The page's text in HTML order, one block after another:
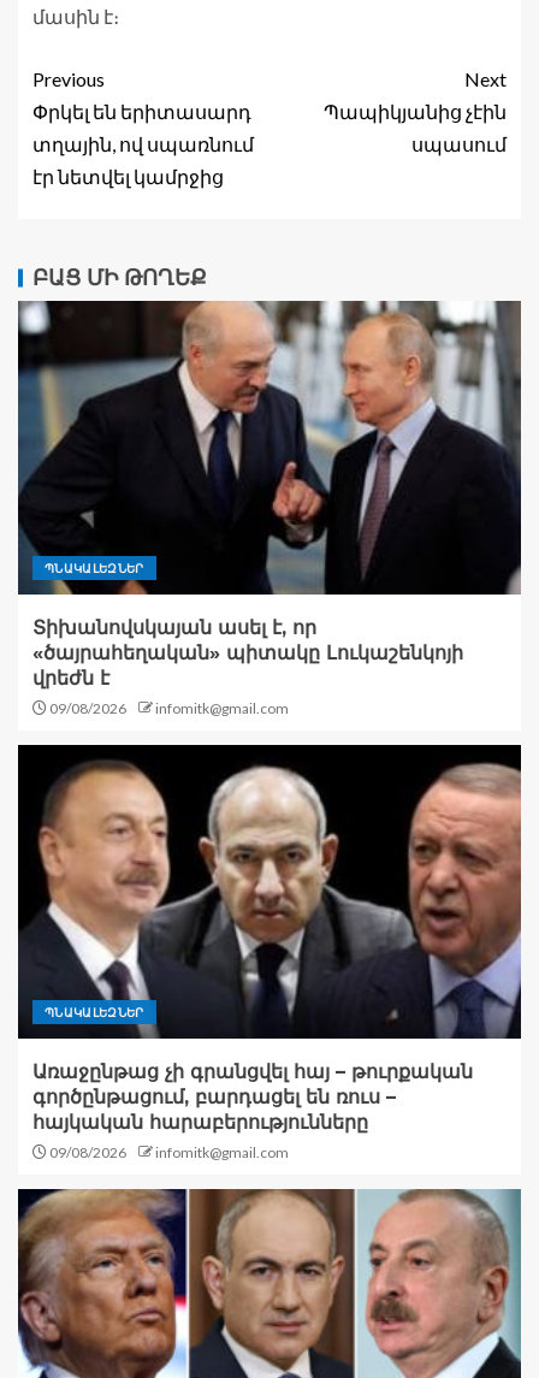
մասին է։
Previous
Փրկել են երիտասարդ
տղային, ով սպառնում
էր նետվել կամրջից
Next
Պապիկյանից չէին
սպասում
ԲԱՑ ՄԻ ԹՈՂԵՔ
ՊՆԱԿԱԼԵԶՆԵՐ
Տիխանովսկայան ասել է, որ
«ծայրահեղական» պիտակը Լուկաշենկոյի
վրեժն է
09/08/2026 infomitk@gmail.com
ՊՆԱԿԱԼԵԶՆԵՐ
Առաջընթաց չի գրանցվել հայ – թուրքական
գործընթացում, բարդացել են ռուս –
հայկական հարաբերությունները
09/08/2026 infomitk@gmail.com